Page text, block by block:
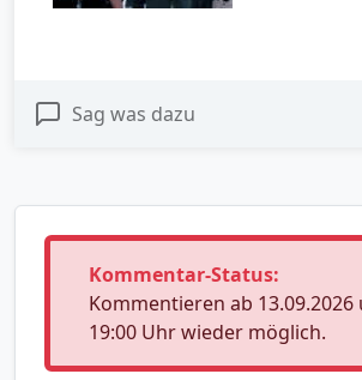
Sag was dazu
Kommentar-Status:
Kommentieren ab 13.09.2026
19:00 Uhr wieder möglich.